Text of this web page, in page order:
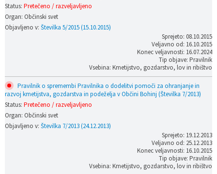
Status: Pretečeno / razveljavljeno
Organ: Občinski svet
Objavljeno v: Številka 5/2015 (15.10.2015)
Sprejeto: 08.10.2015
Veljavno od: 16.10.2015
Konec veljavnosti: 16.07.2024
Tip objave: Pravilnik
Vsebina: Kmetijstvo, gozdarstvo, lov in ribištvo
Pravilnik o spremembi Pravilnika o dodelitvi pomoči za ohranjanje in
razvoj kmetijstva, gozdarstva in podeželja v Občini Bohinj (Številka 7/2013)
Status: Pretečeno / razveljavljeno
Organ: Občinski svet
Objavljeno v: Številka 7/2013 (24.12.2013)
Sprejeto: 19.12.2013
Veljavno od: 25.12.2013
Konec veljavnosti: 16.10.2015
Tip objave: Pravilnik
Vsebina: Kmetijstvo, gozdarstvo, lov in ribištvo